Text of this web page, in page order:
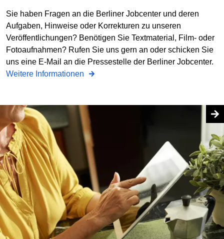
Sie haben Fragen an die Berliner Jobcenter und deren
Aufgaben, Hinweise oder Korrekturen zu unseren
Veröffentlichungen? Benötigen Sie Textmaterial, Film- oder
Fotoaufnahmen? Rufen Sie uns gern an oder schicken Sie
uns eine E-Mail an die Pressestelle der Berliner Jobcenter.
Weitere Informationen